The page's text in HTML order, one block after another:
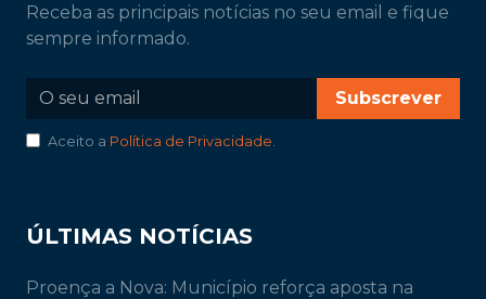
Receba as principais notícias no seu email e fique
sempre informado.
Subscrever
Aceito a Política de Privacidade
ÚLTIMAS NOTÍCIAS
Proença a Nova: Município reforça aposta na